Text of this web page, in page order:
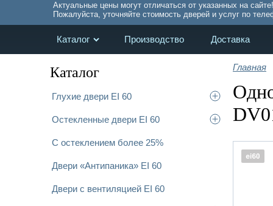
Актуальные цены могут отличаться от указанных на сайте!
Пожалуйста, уточняйте стоимость дверей и услуг по
Каталог Производство Доставка
Каталог
Глухие двери EI 60
Остекленные двери EI 60
С остеклением более 25%
Двери «Антипаника» EI 60
Двери с вентиляцией EI 60
Главная